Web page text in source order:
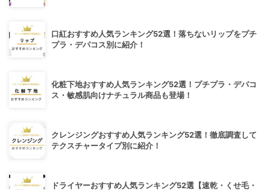
口紅おすすめ人気ランキング52選！落ちないリップをプチ
プラ・デパコス別に紹介！
化粧下地おすすめ人気ランキング52選！プチプラ・デパコ
ス・敏感肌向けナチュラル商品も登場！
クレンジングおすすめ人気ランキング52選！徹底調査して
テクスチャータイプ別に紹介！
ドライヤーおすすめ人気ランキング52選【速乾・くせ毛・